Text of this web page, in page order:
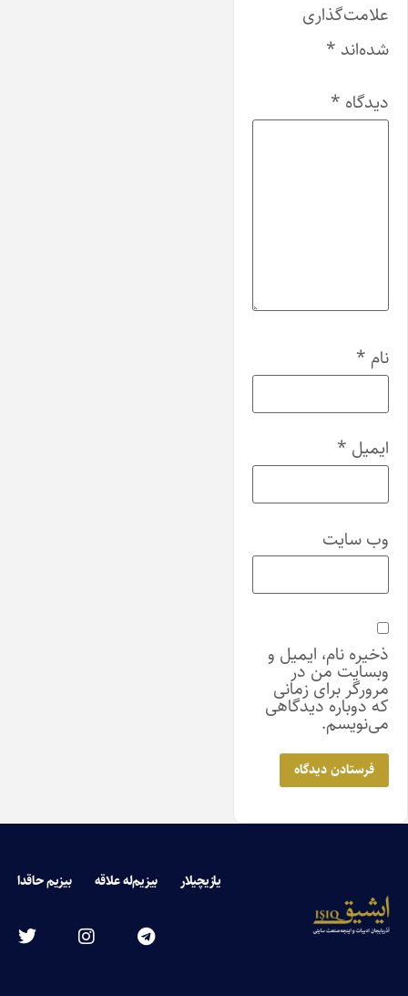
علامت‌گذاری
شده‌اند *
دیدگاه *
نام *
ایمیل *
وب‌ سایت
ذخیره نام، ایمیل و
وبسایت من در
مرورگر برای زمانی
که دوباره دیدگاهی
می‌نویسم.
یازیچیلار بیزیم‌له علاقه بیزیم حاقدا